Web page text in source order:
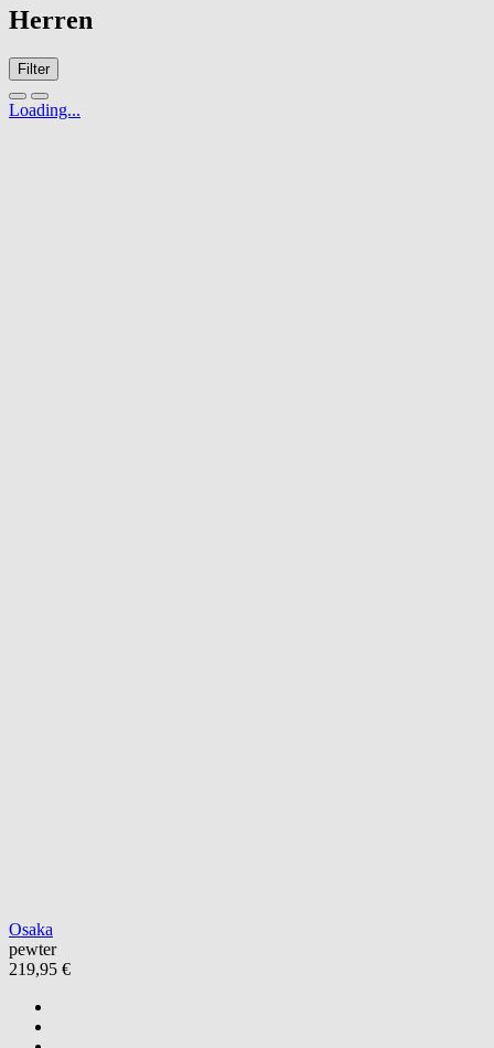
Herren
Filter
Loading...
Osaka
pewter
219,95 €